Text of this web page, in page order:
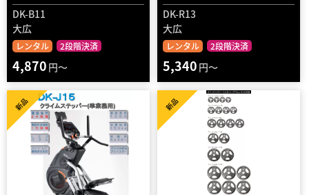
DK-B11
大広
レンタル 2段階決済
4,870 円～
DK-R13
大広
レンタル 2段階決済
5,340 円～
新品 新品